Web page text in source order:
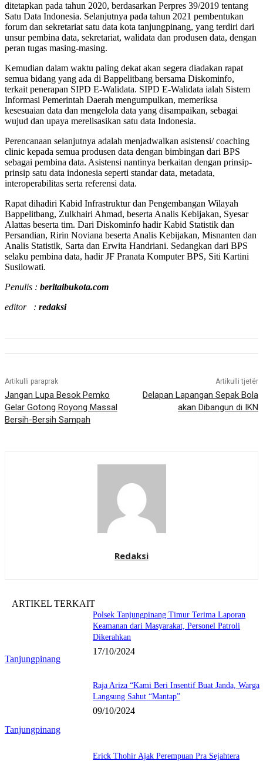
ditetapkan pada tahun 2020, berdasarkan Perpres 39/2019 tentang
Satu Data Indonesia. Selanjutnya pada tahun 2021 pembentukan
forum dan sekretariat satu data kota tanjungpinang, yang terdiri dari
unsur pembina data, sekretariat, walidata dan produsen data, dengan
peran tugas masing-masing.
Kemudian dalam waktu paling dekat akan segera diadakan rapat
semua bidang yang ada di Bappelitbang bersama Diskominfo,
terkait penerapan SIPD E-Walidata. SIPD E-Walidata ialah Sistem
Informasi Pemerintah Daerah mengumpulkan, memeriksa
kesesuaian data dan mengelola data yang disampaikan, sebagai
wujud dan upaya merelisasikan satu data Indonesia.
Perencanaan selanjutnya adalah menjadwalkan asistensi/ coaching
clinic kepada semua produsen data dengan bimbingan dari BPS
sebagai pembina data. Asistensi nantinya berkaitan dengan prinsip-
prinsip satu data indonesia seperti standar data, metadata,
interoperabilitas serta referensi data.
Rapat dihadiri Kabid Infrastruktur dan Pengembangan Wilayah
Bappelitbang, Zulkhairi Ahmad, beserta Analis Kebijakan, Syesar
Alattas beserta tim. Dari Diskominfo hadir Kabid Statistik dan
Persandian, Ririn Noviana beserta Analis Kebijakan, Misnanten dan
Analis Statistik, Sarta dan Erwita Handriani. Sedangkan dari BPS
selaku pembina data, hadir JF Pranata Komputer BPS, Siti Kartini
Susilowati.
Penulis : beritaibukota.com
editor : redaksi
Artikulli paraprak
Jangan Lupa Besok Pemko
Gelar Gotong Royong Massal
Bersih-Bersih Sampah
Artikulli tjetër
Delapan Lapangan Sepak Bola
akan Dibangun di IKN
Redaksi
ARTIKEL TERKAIT
Tanjungpinang
Polsek Tanjungpinang Timur Terima Laporan
Keamanan dari Masyarakat, Personel Patroli
Dikerahkan
17/10/2024
Tanjungpinang
Raja Ariza “Kami Beri Insentif Buat Janda, Warga
Langsung Sahut “Mantap”
09/10/2024
Erick Thohir Ajak Perempuan Pra Sejahtera